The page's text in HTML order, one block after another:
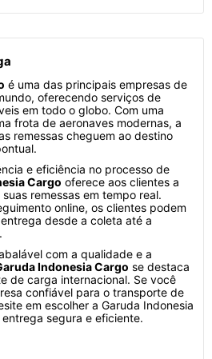
é uma das principais empresas de
oferecendo serviços de
em todo o globo. Com uma
frota de aeronaves modernas, a
remessas cheguem ao destino
e eficiência no processo de
Cargo oferece aos clientes a
remessas em tempo real.
online, os clientes podem
desde a coleta até a
com a qualidade e a
Indonesia Cargo se destaca
de carga internacional. Se você
confiável para o transporte de
em escolher a Garuda Indonesia
segura e eficiente.